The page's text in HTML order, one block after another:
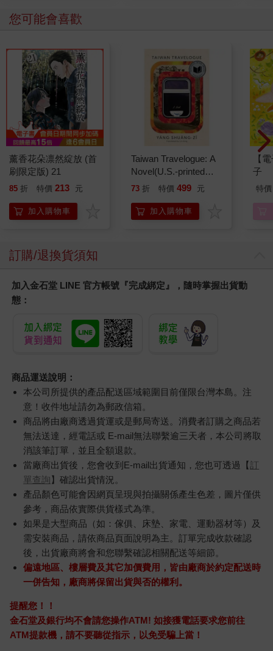
您可能會喜歡
薰香花朵凛然綻放 (首
刷限定版) 21
85 折 特價 213 元
加入購物車
Taiwan Travelogue: A
Novel(U.S.-printed
edition)
73 折 特價 499 元
加入購物車
【
子
特價
訂購/退換貨須知
加入金石堂 LINE 官方帳號『完成綁定』，隨時掌握出貨動
態：
商品運送說明：
本公司所提供的產品配送區域範圍目前僅限台灣本島。注
意！收件地址請勿為郵政信箱。
商品將由廠商透過貨運或是郵局寄送。消費者訂購之商品若
無法送達，經電話或 E-mail無法聯繫逾三天者，本公司將取
消該筆訂單，並且全額退款。
當廠商出貨後，您會收到E-mail出貨通知，您也可透過【訂
單查詢】確認出貨情況。
產品顏色可能會因網頁呈現與拍攝關係產生色差，圖片僅供
參考，商品依實際供貨樣式為準。
如果是大型商品（如：傢俱、床墊、家電、運動器材等）及
需安裝商品，請依商品頁面說明為主。訂單完成收款確認
後，出貨廠商將會和您聯繫確認相關配送等細節。
偏遠地區、樓層費及其它加價費用，皆由廠商於約定配送時
一併告知，廠商將保留出貨與否的權利。
提醒您！！
金石堂及銀行均不會請您操作ATM! 如接獲電話要求您前往
ATM提款機，請不要聽從指示，以免受騙上當！